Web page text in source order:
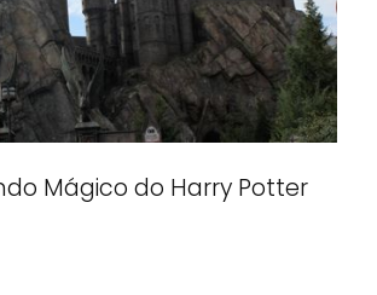
Mágico do Harry Potter